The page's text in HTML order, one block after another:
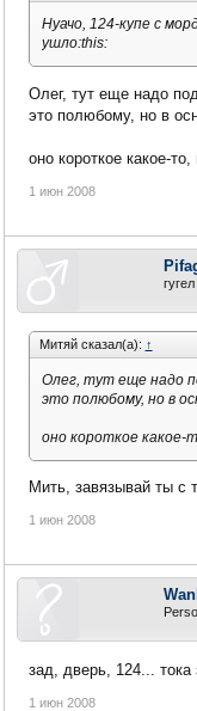
Нуачо, 124-купе с
ушло:this:
Олег, тут еще надо
это полюбому, но в
оно короткое какое-
1 июн 2008
гугел
Митяй сказал(а): ↑
Олег, тут еще надо
это полюбому, но в
оно короткое какое-
Мить, завязывай ты с
1 июн 2008
зад, дверь, 124... тока
1 июн 2008